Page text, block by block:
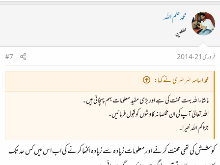
محمد علم اللہ
محفلین
فروری 21، 2014
#7
محمد اسامہ سَرسَری نے کہا:
ماشاءاللہ بہت محنت کی ہے اور بڑی مفید معلومات بہم پہنچائی ہیں۔
اللہ تعالیٰ آپ کی ان مخلصانہ کاوشوں کو قبول فرمائیں۔
جزاکم اللہ خیرا۔
کوشش کی تھی محنت کرنے اور معلومات زیادہ سے زیادہ اکٹھا کرنے کی اب اس میں کس حد تک